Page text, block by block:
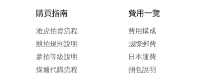
購買指南
雅虎拍賣流程
競拍規則說明
參拍等級說明
煤爐代購流程
費用一覽
費用構成
國際郵費
日本運費
捆包說明